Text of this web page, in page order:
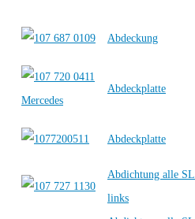
Abdeckung
Abdeckplatte
Abdeckplatte
Abdichtung alle SL
links